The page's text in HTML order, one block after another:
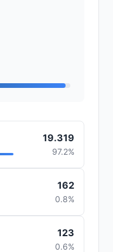
19.319
97.2%
162
0.8%
123
0.6%